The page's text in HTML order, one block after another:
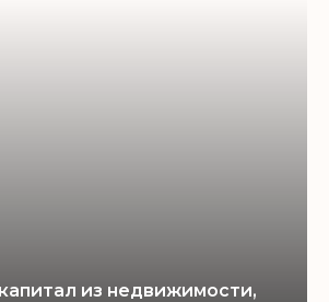
из недвижимости,